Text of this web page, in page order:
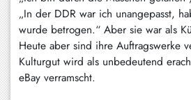
„In der DDR war ich unangepasst,
wurde betrogen.“ Aber sie war als
Heute aber sind ihre Auftragswerke
Kulturgut wird als unbedeutend
eBay verramscht.
Wall
Weyarn